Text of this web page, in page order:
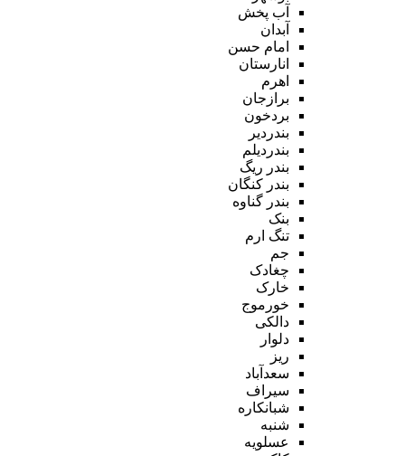
آب پخش
آبدان
امام حسن
انارستان
اهرم
برازجان
بردخون
بندردیر
بندردیلم
بندر ریگ
بندر کنگان
بندر گناوه
بنک
تنگ ارم
جم
چغادک
خارک
خورموج
دالکی
دلوار
ریز
سعدآباد
سیراف
شبانکاره
شنبه
عسلویه